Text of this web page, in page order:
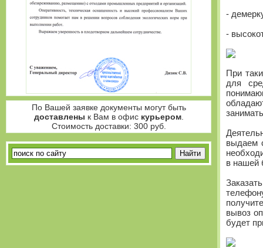
По Вашей заявке документы могут быть
доставлены к Вам в офис курьером.
Стоимость доставки: 300 руб.
-
-
При
для
выдаем
в нашей
вывоз
будет